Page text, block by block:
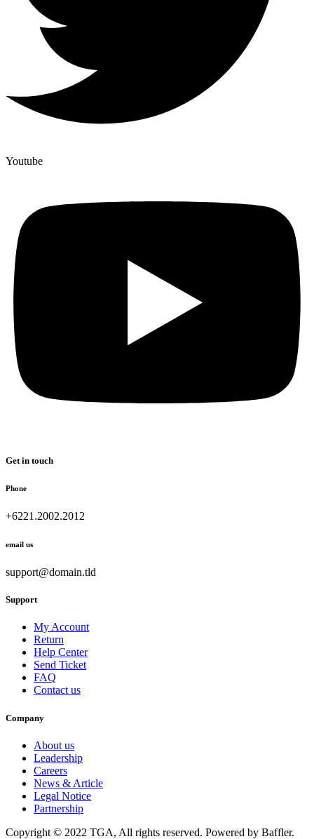
Youtube
Get in touch
Phone
+6221.2002.2012
email us
support@domain.tld
Support
My Account
Return
Help Center
Send Ticket
FAQ
Contact us
Company
About us
Leadership
Careers
News & Article
Legal Notice
Partnership
Copyright © 2022 TGA, All rights reserved. Powered by Baffler.